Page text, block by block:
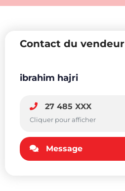
Contact du vendeur
ibrahim hajri
27 485 XXX
Cliquer pour afficher
Message